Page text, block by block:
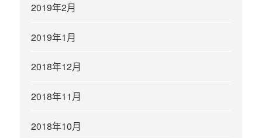
2019年2月
2019年1月
2018年12月
2018年11月
2018年10月